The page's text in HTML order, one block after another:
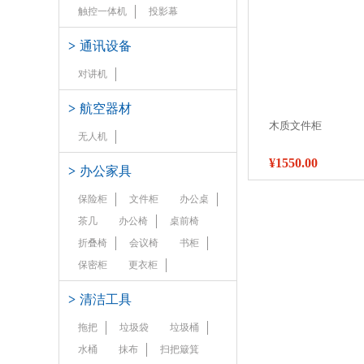
触控一体机 投影幕
> 通讯设备
对讲机
> 航空器材
无人机
> 办公家具
保险柜 文件柜
办公桌
茶几
办公椅
桌前椅
折叠椅
会议椅
书柜
保密柜
更衣柜
> 清洁工具
拖把 垃圾袋
垃圾桶
水桶
抹布 扫把簸箕
木质文件柜
¥1550.00